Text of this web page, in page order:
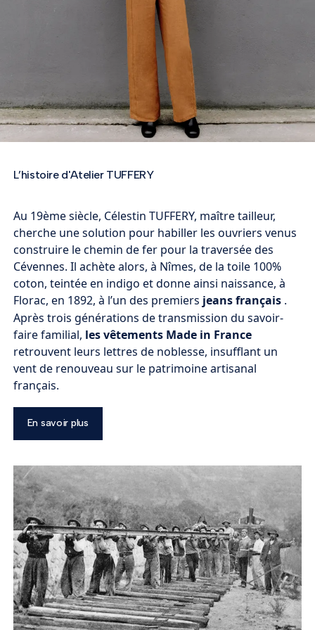
L’histoire d'Atelier TUFFERY
Au 19ème siècle, Célestin TUFFERY, maître tailleur,
cherche une solution pour habiller les ouvriers venus
construire le chemin de fer pour la traversée des
Cévennes. Il achète alors, à Nîmes, de la toile 100%
coton, teintée en indigo et donne ainsi naissance, à
Florac, en 1892, à l’un des premiers jeans français .
Après trois générations de transmission du savoir-
faire familial, les vêtements Made in France
retrouvent leurs lettres de noblesse, insufflant un
vent de renouveau sur le patrimoine artisanal
français.
En savoir plus